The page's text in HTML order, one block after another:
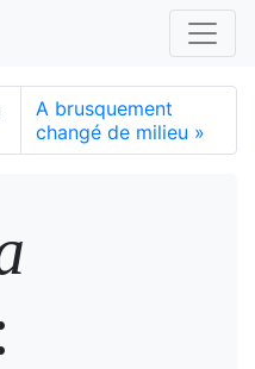
A brusquement
changé de milieu »